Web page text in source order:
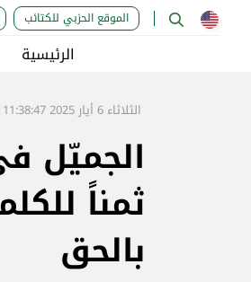
الموقع الحزبي للكتائب
الرئيسية
الثلاثاء 6 أيار 2025 11:38:47
الجميّل
ثمناً
بالحق